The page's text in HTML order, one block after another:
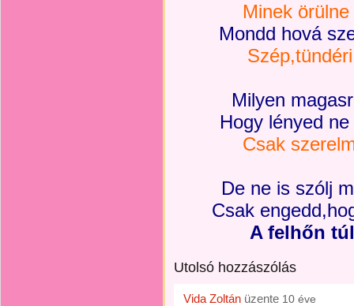
Minek
Mondd hová
Milyen
Hogy lényed
Csak
De ne is szólj
Csak
A felhőn
Utolsó hozzászólás
Vida Zoltán üzente 10 éve